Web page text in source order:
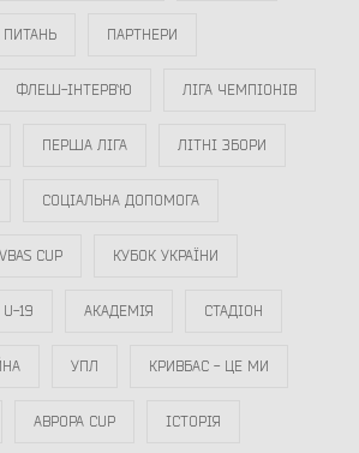
ПИТАНЬ ПАРТНЕРИ
ФЛЕШ-ІНТЕРВ`Ю ЛІГА ЧЕМПІОНІВ
ПЕРША ЛІГА ЛІТНІ ЗБОРИ
СОЦІАЛЬНА ДОПОМОГА
CUP КУБОК УКРАЇНИ
U-19 АКАДЕМІЯ СТАДІОН
УПЛ КРИВБАС - ЦЕ МИ
АВРОРА CUP ІСТОРІЯ